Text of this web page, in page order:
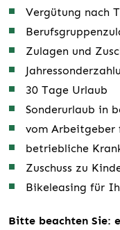
Vergütung nach
Zulagen und
30 Tage Urlaub
Sonderurlaub in
vom Arbeitgeber
betriebliche
Zuschuss zu
Bikeleasing für
Bitte beachten Sie: